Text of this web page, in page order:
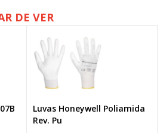
DE VER
Luvas Honeywell Poliamida
Rev. Pu